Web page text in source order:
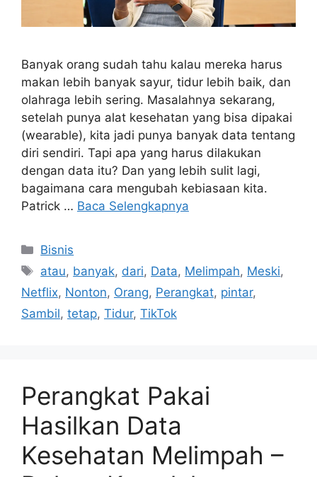
Banyak orang sudah tahu kalau mereka harus
makan lebih banyak sayur, tidur lebih baik, dan
olahraga lebih sering. Masalahnya sekarang,
setelah punya alat kesehatan yang bisa dipakai
(wearable), kita jadi punya banyak data tentang
diri sendiri. Tapi apa yang harus dilakukan
dengan data itu? Dan yang lebih sulit lagi,
bagaimana cara mengubah kebiasaan kita.
Patrick … Baca Selengkapnya
Kategori
Bisnis
Tag
atau, banyak, dari, Data, Melimpah, Meski,
Netflix, Nonton, Orang, Perangkat, pintar,
Sambil, tetap, Tidur, TikTok
Perangkat Pakai
Hasilkan Data
Kesehatan Melimpah –